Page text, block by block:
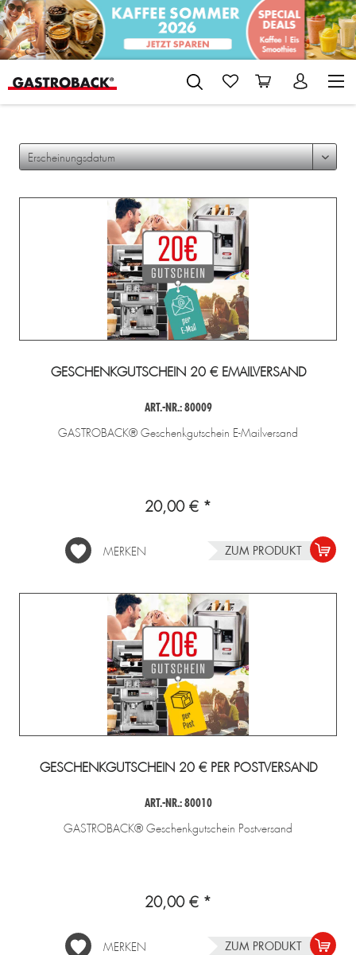
GESCHENKGUTSCHEIN 20 € EMAILVERSAND
ART.-NR.: 80009
GASTROBACK® Geschenkgutschein E-Mailversand
20,00 € *
MERKEN ZUM PRODUKT
GESCHENKGUTSCHEIN 20 € PER POSTVERSAND
ART.-NR.: 80010
GASTROBACK® Geschenkgutschein Postversand
20,00 € *
MERKEN ZUM PRODUKT